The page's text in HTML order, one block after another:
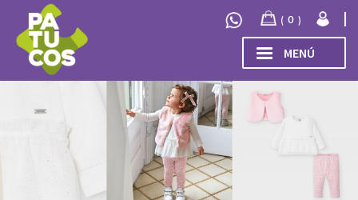
la
navegación
contenido
MENÚ
INICIO
TIENDA
menú
hijo
COLECCIÓN
INVIERNO/OTOÑO 2026
0